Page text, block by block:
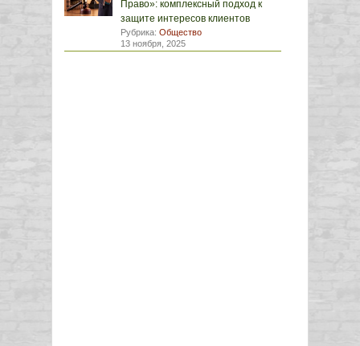
Право»: комплексный подход к
защите интересов клиентов
Рубрика: Общество
13 ноября, 2025